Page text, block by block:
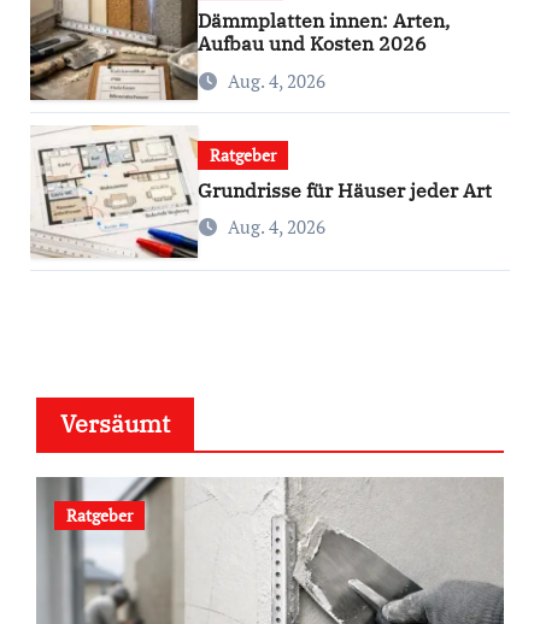
Dämmplatten innen: Arten,
Aufbau und Kosten 2026
Aug. 4, 2026
Ratgeber
Grundrisse für Häuser jeder Art
Aug. 4, 2026
Versäumt
Ratgeber